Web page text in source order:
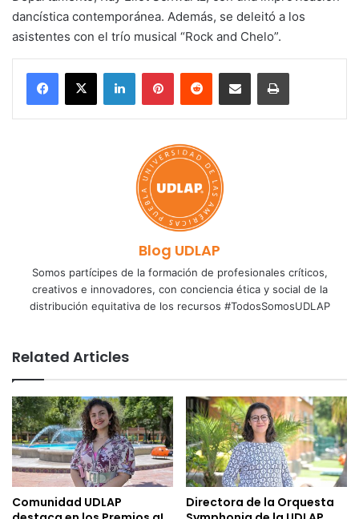
dancística contemporánea. Además, se deleitó a los
asistentes con el trío musical “Rock and Chelo”.
LinkedInPinterestReddit Share via Email Print
Blog UDLAP
Somos partícipes de la formación de profesionales críticos,
creativos e innovadores, con conciencia ética y social de la
distribución equitativa de los recursos #TodosSomosUDLAP
Related Articles
Comunidad UDLAP
Directora de la Orquesta